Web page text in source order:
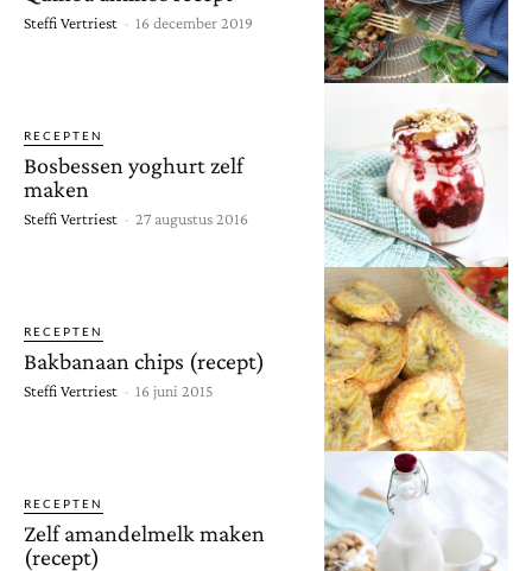
Steffi Vertriest - 16 december 2019
RECEPTEN
Bosbessen yoghurt zelf
maken
Steffi Vertriest - 27 augustus 2016
RECEPTEN
Bakbanaan chips (recept)
Steffi Vertriest - 16 juni 2015
RECEPTEN
Zelf amandelmelk maken
(recept)